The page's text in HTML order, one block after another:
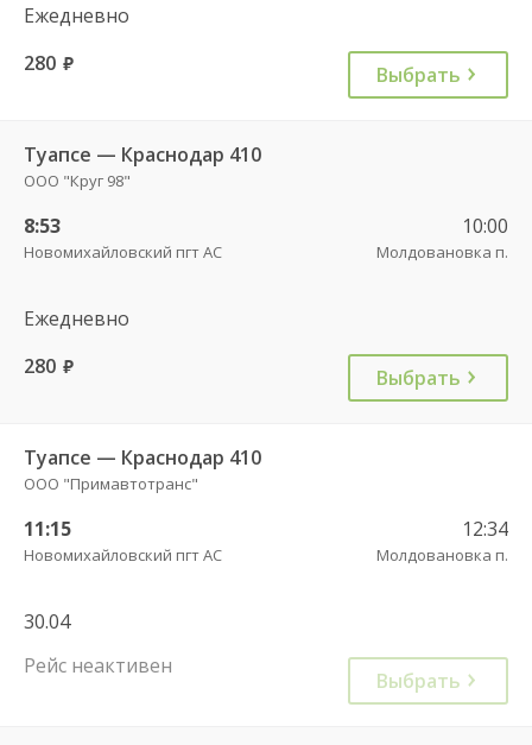
Ежедневно
280 руб. Выбрать
Туапсе — Краснодар 410
ООО "Круг 98"
8:53
Новомихайловский пгт АС
10:00
Молдовановка п.
Ежедневно
280 руб. Выбрать
Туапсе — Краснодар 410
ООО "Примавтотранс"
11:15
Новомихайловский пгт АС
12:34
Молдовановка п.
30.04
Рейс неактивен
Выбрать